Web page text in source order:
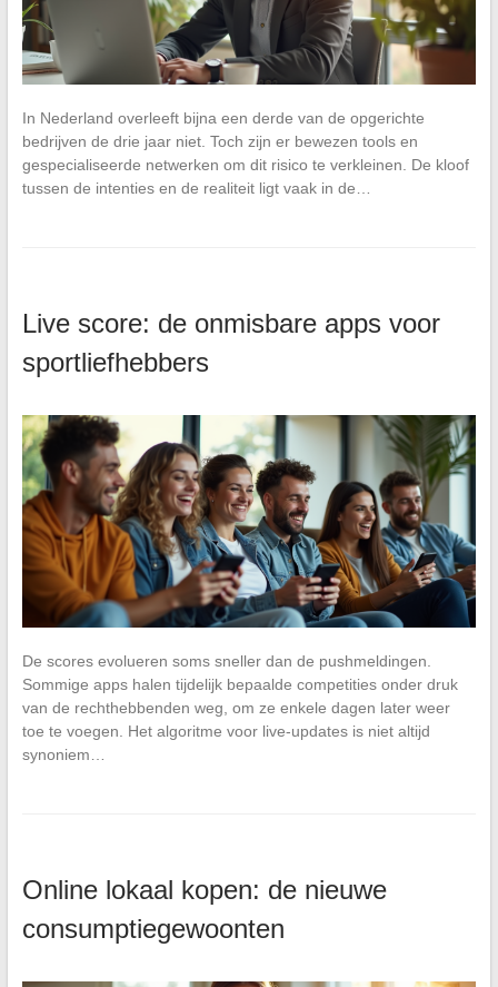
In Nederland overleeft bijna een derde van de opgerichte
bedrijven de drie jaar niet. Toch zijn er bewezen tools en
gespecialiseerde netwerken om dit risico te verkleinen. De kloof
tussen de intenties en de realiteit ligt vaak in de…
Live score: de onmisbare apps voor
sportliefhebbers
De scores evolueren soms sneller dan de pushmeldingen.
Sommige apps halen tijdelijk bepaalde competities onder druk
van de rechthebbenden weg, om ze enkele dagen later weer
toe te voegen. Het algoritme voor live-updates is niet altijd
synoniem…
Online lokaal kopen: de nieuwe
consumptiegewoonten